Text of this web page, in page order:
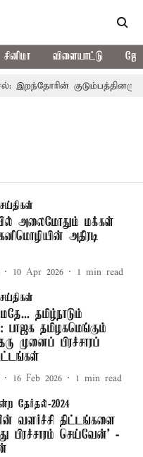
சினிமா விளையாட்டு
இறந்தோரின்
அலைமோதும் மக்கள்
அதிரடி
10 Apr 2026 1 min read
தமிழ்நாடும்
பாஜக தமிழகமெங்கும்
முனைப் பிரச்சாரப்
16 Feb 2026 1 min read
தேர்தல்-2024
வளர்ச்சி திட்டங்களை
பிரச்சாரம் செய்வேன்' -